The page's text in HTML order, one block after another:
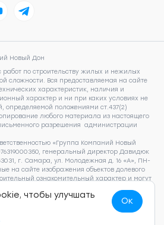
Новый Дон
работ по строительству жилых и нежилых
сложности. Вся предоставляемая на сайте
характеристик, наличия и
характер и ни при каких условиях не
определяемой положениями ст.437(2)
любого материала из настоящего
разрешения администрации
«Группа Компаний Новый
генеральный директор Давидюк
г. Самара, ул. Молодежная д. 16 «А», ПН-
на сайте изображения объектов долевого
ознакомительный характер и могут
решений, реализуемых
подробной информации о наличии и
квартир, пожалуйста, обращайтесь по
на обработку персональных данных
рассылки
чтобы улучшать
Ок